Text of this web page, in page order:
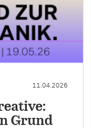
11.04.2026
Grund